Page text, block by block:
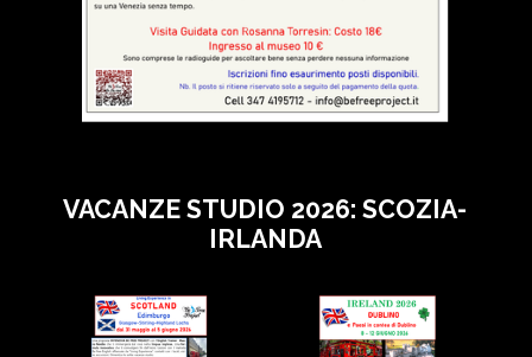
VACANZE STUDIO 2026: SCOZIA-
IRLANDA